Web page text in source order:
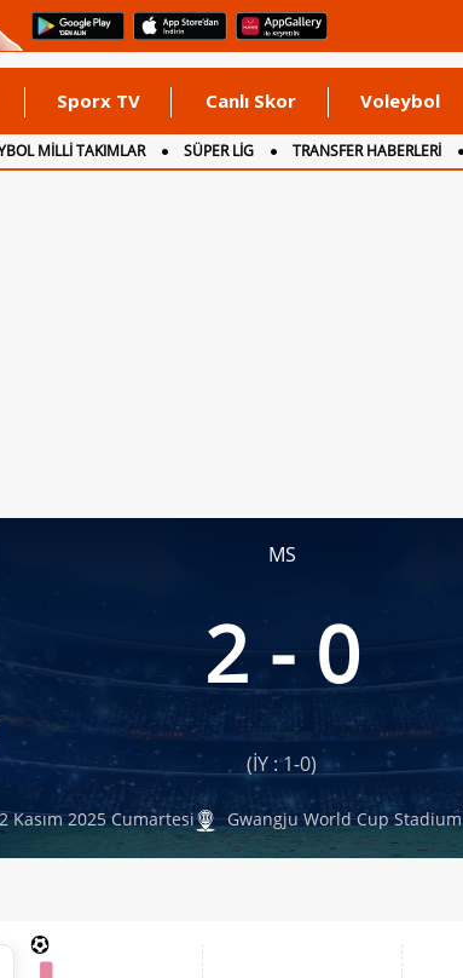
Sporx TV Canlı Skor Voleybol
MİLLİ TAKIMLAR SÜPER LİG TRANSFER HABERLERİ
MS
2 - 0
(İY : 1-0)
Kasım 2025 Cumartesi Gwangju World Cup Stadium